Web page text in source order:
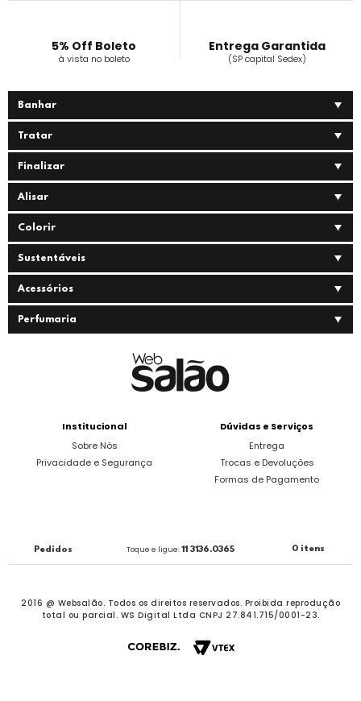
5% Off Boleto
à vista no boleto
Entrega Garantida
(SP capital Sedex)
Banhar
Tratar
Finalizar
Alisar
Colorir
Sustentáveis
Acessórios
Perfumaria
Institucional
Sobre Nós
Privacidade e Segurança
Dúvidas e Serviços
Entrega
Trocas e Devoluções
Formas de Pagamento
Pedidos Toque e ligue:11 3136.0365 0 itens
2016 @ Websalão. Todos os direitos reservados. Proibida reprodução
total ou parcial. WS Digital Ltda CNPJ 27.841.715/0001-23.